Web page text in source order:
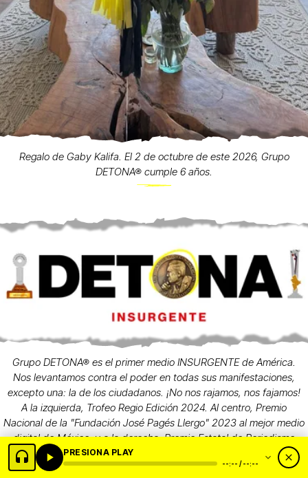
Regalo de Gaby Kalifa. El 2 de octubre de este 2026, Grupo
DETONA® cumple 6 años.
Grupo DETONA® es el primer medio INSURGENTE de América.
Nos levantamos contra el poder en todas sus manifestaciones,
excepto una: la de los ciudadanos. ¡No nos rajamos, nos fajamos!
A la izquierda, Trofeo Regio Edición 2024. Al centro, Premio
Nacional de la "Fundación José Pagés Llergo" 2023 al mejor medio
digital de México, y a la derecha, Premio Estatal de Periodismo
2024 "Francisco Cerda Muñoz".
PRESIONA PLAY
--:-- / --:--